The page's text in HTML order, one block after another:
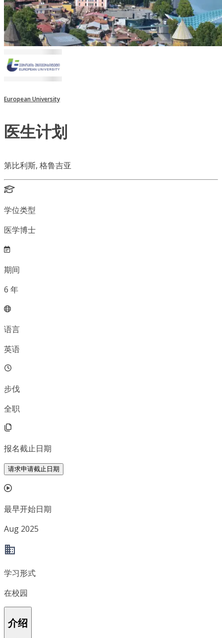
European University
医生计划
第比利斯, 格鲁吉亚
学位类型
医学博士
期间
6 年
语言
英语
步伐
全职
报名截止日期
请求申请截止日期
最早开始日期
Aug 2025
学习形式
在校园
介绍